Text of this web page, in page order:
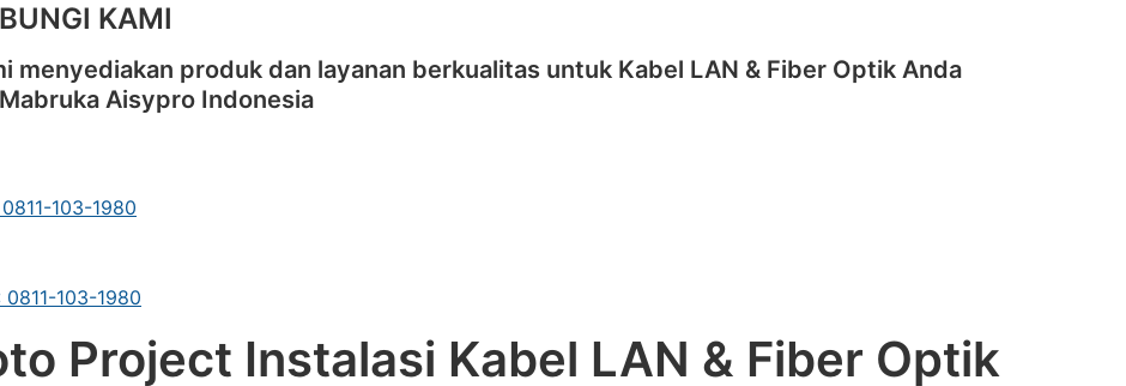
KAMI
menyediakan produk dan layanan berkualitas untuk Kabel LAN & Fiber Optik Anda
Aisypro Indonesia
103-1980
0811-103-1980
Project Instalasi Kabel LAN & Fiber Optik